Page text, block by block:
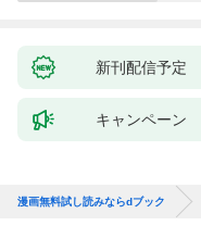
新刊配信予定
キャンペーン
漫画無料試し読みならdブック